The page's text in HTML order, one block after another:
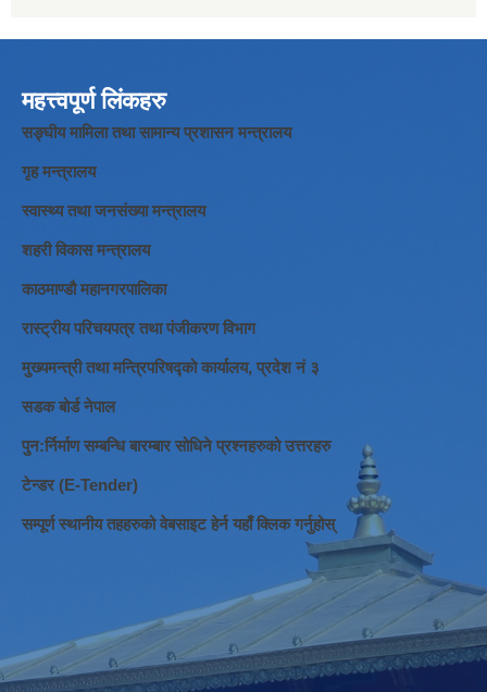
महत्त्वपूर्ण लिंकहरु
सङ्घीय मामिला तथा सामान्य प्रशासन मन्त्रालय
गृह मन्त्रालय
स्वास्थ्य तथा जनसंख्या मन्त्रालय
शहरी विकास मन्त्रालय
काठमाण्डौ महानगरपालिका
रास्ट्रीय परिचयपत्र तथा पंजीकरण विभाग
मुख्यमन्त्री तथा मन्त्रिपरिषद्को कार्यालय, प्रदेश नं ३
सडक बोर्ड नेपाल
पुन:र्निर्माण सम्बन्धि बारम्बार सोधिने प्रश्नहरुको उत्तरहरु
टेन्डर (E-Tender)
सम्पूर्ण स्थानीय तहहरुको वेबसाइट हेर्न यहाँ क्लिक गर्नुहोस्